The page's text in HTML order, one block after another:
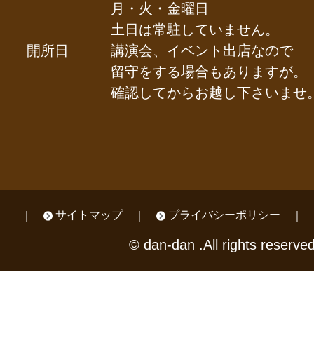
開所日
月・火・金曜日
土日は常駐していません。
講演会、イベント出店なので
留守をする場合もありますが。
確認してからお越し下さいませ
サイトマップ プライバシーポリシー
© dan-dan .All rights